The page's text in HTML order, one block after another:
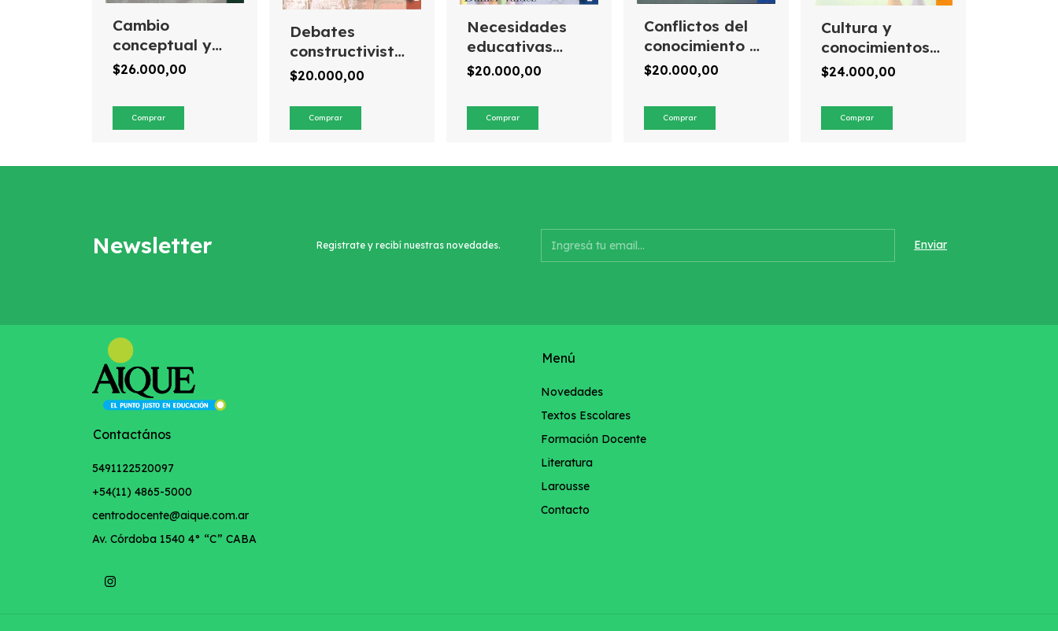
Cambio
conceptual y
educación
$26.000,00
Debates
constructivistas,
de Ricardo
$20.000,00
Necesidades
educativas
especiales en
desarrollo
$20.000,00
Conflictos del
conocimiento y
dilemas de la
$20.000,00
Cultura y
conocimientos
sociales
$24.000,00
Newsletter Registrate y recibí nuestras novedades.
Contactános
5491122520097
+54(11) 4865-5000
centrodocente@aique.com.ar
Av. Córdoba 1540 4° “C” CABA
Menú
Novedades
Textos Escolares
Formación Docente
Literatura
Larousse
Contacto